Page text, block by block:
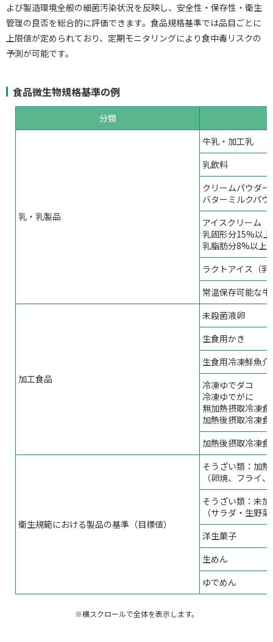
よび製造環境全般の細菌汚染状況を反映し、安全性・保存性・衛生
管理の良否を総合的に評価できます。食品規格基準では品目ごとに
上限値が定められており、定期モニタリングにより食中毒リスクの
予測が可能です。
食品微生物規格基準の例
分類
乳・乳製品
牛乳・加工乳
乳飲料
クリームパウダー
バターミルクパウ
アイスクリーム
乳固形分15%以上
乳脂肪分8%以上
ラクトアイス（
常温保存可能な牛
加工食品
未殺菌液卵
生食用かき
生食用冷凍鮮魚介
冷凍ゆでダコ
冷凍ゆでがに
無加熱摂取冷凍食
加熱後摂取冷凍
加熱後摂取冷凍
衛生規範における製品の基準（目標値）
そうざい類：加
（卵焼、フライ
そうざい類：未
（サラダ・生野
洋生菓子
生めん
ゆでめん
※横スクロールで全体を表示します。